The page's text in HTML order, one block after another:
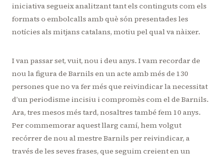
iniciativa segueix analitzant tant els continguts com els
formats o embolcalls amb què són presentades les
notícies als mitjans catalans, motiu pel qual va nàixer.
I van passar set, vuit, nou i deu anys. I vam recordar de
nou la figura de Barnils en un acte amb més de 130
persones que no va fer més que reivindicar la necessitat
d’un periodisme incisiu i compromès com el de Barnils.
Ara, tres mesos més tard, nosaltres també fem 10 anys.
Per commemorar aquest llarg camí, hem volgut
recórrer de nou al mestre Barnils per reivindicar, a
través de les seves frases, que seguim creient en un